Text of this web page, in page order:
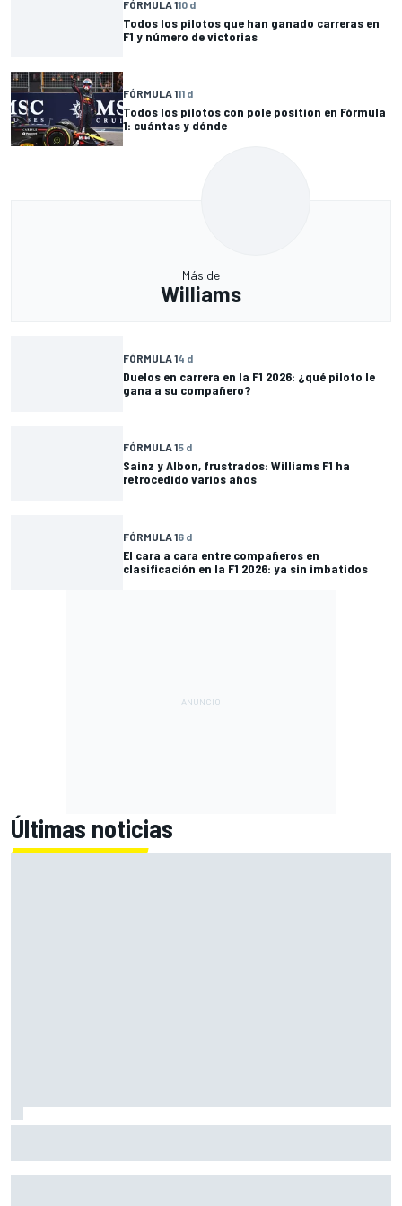
FÓRMULA 110 d
Todos los pilotos que han ganado carreras en
F1 y número de victorias
FÓRMULA 111 d
Todos los pilotos con pole position en Fórmula
1: cuántas y dónde
Más de
Williams
FÓRMULA 14 d
Duelos en carrera en la F1 2026: ¿qué piloto le
gana a su compañero?
FÓRMULA 15 d
Sainz y Albon, frustrados: Williams F1 ha
retrocedido varios años
FÓRMULA 16 d
El cara a cara entre compañeros en
clasificación en la F1 2026: ya sin imbatidos
Últimas noticias